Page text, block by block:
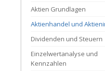
Aktien Grundlagen
Aktienhandel und
Dividenden und Steuern
Einzelwertanalyse und
Kennzahlen